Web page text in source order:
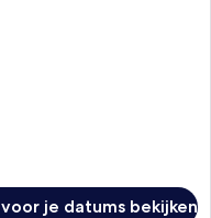
je datums bekijken